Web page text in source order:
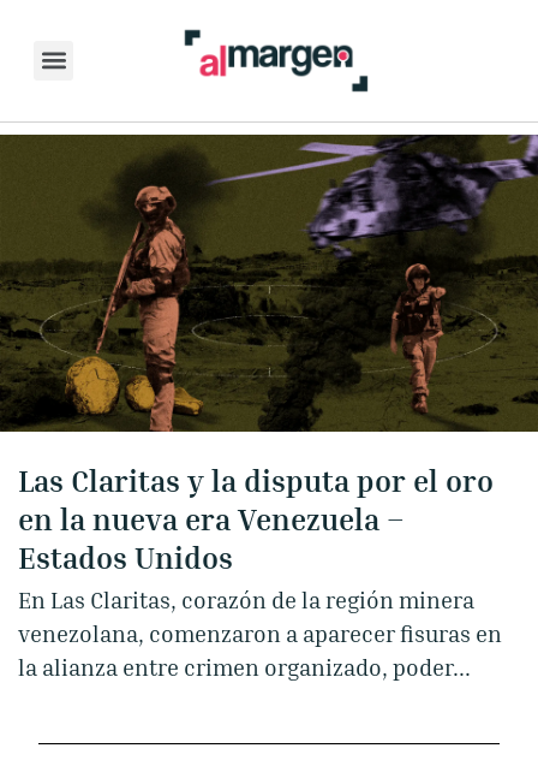
Skip
content
Las Claritas y la disputa por el oro
en la nueva era Venezuela –
Estados Unidos
En Las Claritas, corazón de la región minera
venezolana, comenzaron a aparecer fisuras en
la alianza entre crimen organizado, poder...